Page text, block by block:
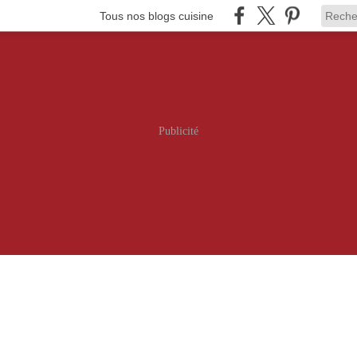
Tous nos blogs cuisine
Publicité